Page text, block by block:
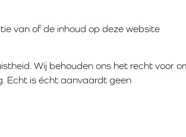
van of de inhoud op deze website
Wij behouden ons het recht voor
Echt is écht aanvaardt geen